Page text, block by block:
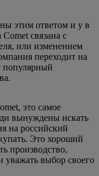
этим ответом и у в
связана с
или изменением
переходит на
популярный
это самое
вынуждены искать
на российский
Это хороший
производство,
выбор своего